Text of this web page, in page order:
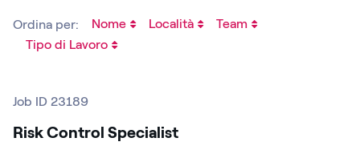
Ordina per:
Job ID 23189
Risk Control Specialist